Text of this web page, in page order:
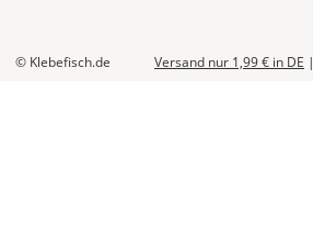
© Klebefisch.de Versand nur 1,99 € in DE |